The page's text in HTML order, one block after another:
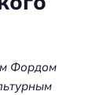
Фордом